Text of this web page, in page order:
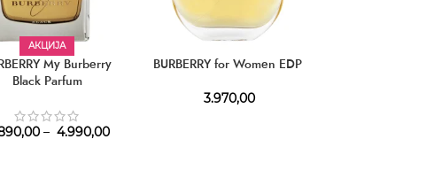
АКЦИЈА
My Burberry
Black Parfum
– 4.990,00
BURBERRY for Women EDP
3.970,00